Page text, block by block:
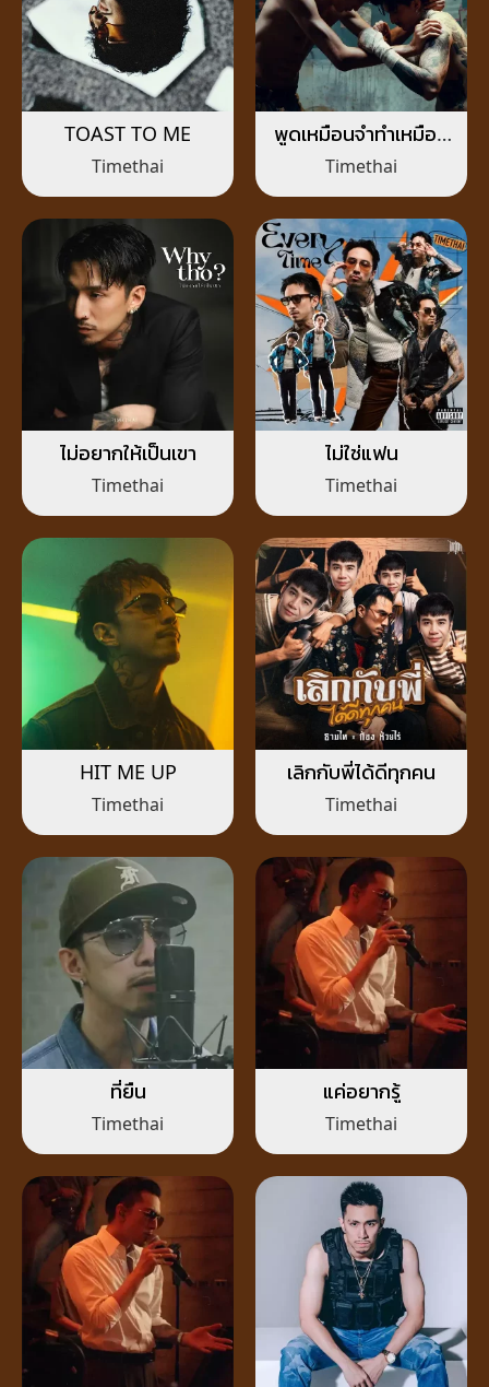
TOAST TO ME
Timethai
พูดเหมือนจำทำเหมือน
เดิม (SAME AGAIN)
Timethai
ไม่อยากให้เป็นเขา
Timethai
ไม่ใช่แฟน
Timethai
HIT ME UP
Timethai
เลิกกับพี่ได้ดีทุกคน
Timethai
ที่ยืน
Timethai
แค่อยากรู้
Timethai